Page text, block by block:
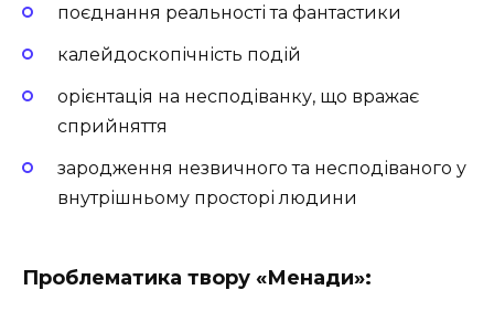
поєднання реальності та фантастики
калейдоскопічність подій
орієнтація на несподіванку, що вражає
сприйняття
зародження незвичного та несподіваного у
внутрішньому просторі людини
Проблематика твору «Менади»: